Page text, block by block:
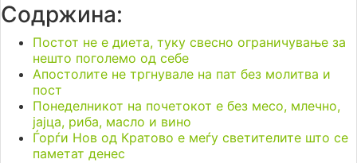
Содржина:
Постот не е диета, туку свесно ограничување за
нешто поголемо од себе
Апостолите не тргнувале на пат без молитва и
пост
Понеделникот на почетокот е без месо, млечно,
јајца, риба, масло и вино
Ѓорѓи Нов од Кратово е меѓу светителите што се
паметат денес